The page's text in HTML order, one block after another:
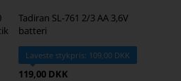
Tadiran SL-761 2/3 AA 3,6V
batteri
Laveste stykpris: 109,00 DKK
119,00 DKK